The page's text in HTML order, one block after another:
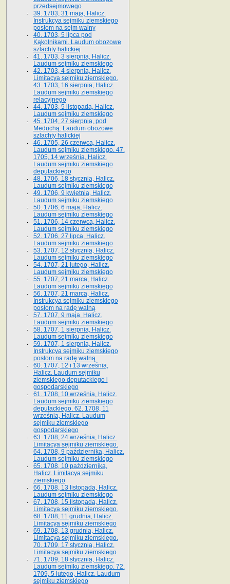
przedsejmowego
39. 1703, 31 maja, Halicz.
Instrukcya sejmiku ziemskiego
posłom na sejm walny
40. 1703, 5 lipca pod
Kąkolnikami. Laudum obozowe
szlachty halickiej
41­. 1703, 3 sierpnia, Halicz.
Laudum sejmiku ziemskiego
42. 1703, 4 sierpnia, Halicz.
Limitacya sejmiku ziemskiego.
43. 1703, 16 sierpnia, Halicz.
Laudum sejmiku ziemskiego
relacyjnego
44. 1703, 5 listopada, Halicz.
Laudum sejmiku ziemskiego
45. 1704, 27 sierpnia, pod
Meduchą. Laudum obozowe
szlachty halickiej
46. 1705, 26 czerwca, Halicz.
Laudum sejmiku ziemskiego. 47.
1705, 14 września, Halicz.
Laudum sejmiku ziemskiego
deputackiego
48. 1706, 18 stycznia, Halicz.
Laudum sejmiku ziemskiego
49. 1706, 9 kwietnia, Halicz.
Laudum sejmiku ziemskiego
50. 1706, 6 maja, Halicz.
Laudum sejmiku ziemskiego
51. 1706, 14 czerwca, Halicz.
Laudum sejmiku ziemskiego
52. 1706, 27 lipca, Halicz.
Laudum sejmiku ziemskiego
53. 1707, 12 stycznia, Halicz.
Laudum sejmiku ziemskiego
54. 1707, 21 lutego, Halicz.
Laudum sejmiku ziemskiego
55. 1707, 21 marca, Halicz.
Laudum sejmiku ziemskiego
56. 1707, 21 marca, Halicz.
Instrukcya sejmiku ziemskiego
posłom na radę walną
57. 1707, 9 maja, Halicz.
Laudum sejmiku ziemskiego
58. 1707, 1 sierpnia, Halicz.
Laudum sejmiku ziemskiego
59. 1707, 1 sierpnia, Halicz.
Instrukcya sejmiku ziemskiego
posłom na radę walną
60. 1707, 12 i 13 września,
Halicz. Laudum sejmiku
ziemskiego deputackiego i
gospodarskiego
61. 1708, 10 września, Halicz.
Laudum sejmiku ziemskiego
deputackiego. 62. 1708, 11
września, Halicz. Laudum
sejmiku ziemskiego
gospodarskiego
63. 1708, 24 września, Halicz.
Limitacya sejmiku ziemskiego.
64. 1708, 9 października, Halicz.
Laudum sejmiku ziemskiego
65­. 1708, 10 października,
Halicz. Limitacya sejmiku
ziemskiego
66. 1708, 13 listopada, Halicz.
Laudum sejmiku ziemskiego
67. 1708, 15 listopada, Halicz.
Limitacya sejmiku ziemskiego.
68. 1708, 11 grudnia, Halicz.
Limitacya sejmiku ziemskiego
69. 1708, 13 grudnia, Halicz.
Limitacya sejmiku ziemskiego.
70. 1709, 17 stycznia, Halicz.
Limitacya sejmiku ziemskiego
71. 1709, 18 stycznia, Halicz.
Laudum sejmiku ziemskiego. 72.
1709, 5 lutego, Halicz. Laudum
sejmiku ziemskiego